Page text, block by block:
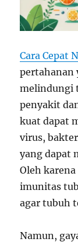
Cara Cepat
pertahanan
melindungi
penyakit
kuat dapat
virus,
yang dapat
Oleh
imunitas
agar tubuh
Namun,